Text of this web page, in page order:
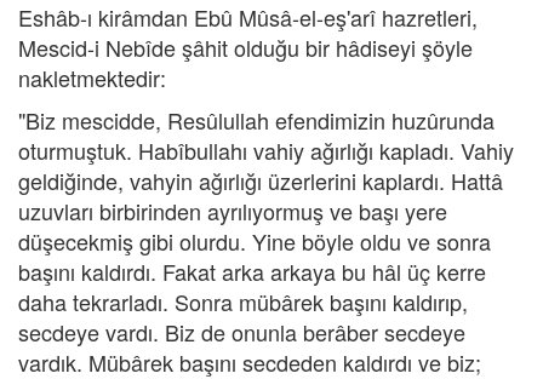
Eshâb-ı kirâmdan Ebû Mûsâ-el-eş'arî hazretleri,
Mescid-i Nebîde şâhit olduğu bir hâdiseyi şöyle
nakletmektedir:
"Biz mescidde, Resûlullah efendimizin huzûrunda
oturmuştuk. Habîbullahı vahiy ağırlığı kapladı. Vahiy
geldiğinde, vahyin ağırlığı üzerlerini kaplardı. Hattâ
uzuvları birbirinden ayrılıyormuş ve başı yere
düşecekmiş gibi olurdu. Yine böyle oldu ve sonra
başını kaldırdı. Fakat arka arkaya bu hâl üç kerre
daha tekrarladı. Sonra mübârek başını kaldırıp,
secdeye vardı. Biz de onunla berâber secdeye
vardık. Mübârek başını secdeden kaldırdı ve biz;